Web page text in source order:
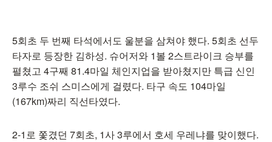
5회초 두 번째 타석에서도 울분을 삼쳐야 했다. 5회초 선두
타자로 등장한 김하성. 슈어저와 1볼 2스트라이크 승부를
펼쳤고 4구째 81.4마일 체인지업을 받아쳤지만 특급 신인
3루수 조쉬 스미스에게 걸렸다. 타구 속도 104마일
(167km)짜리 직선타였다.
2-1로 쫓겼던 7회초, 1사 3루에서 호세 우레냐를 맞이했다.